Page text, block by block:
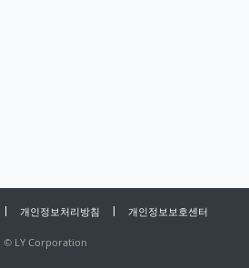
개인정보처리방침 개인정보보호센터
© LY Corporation